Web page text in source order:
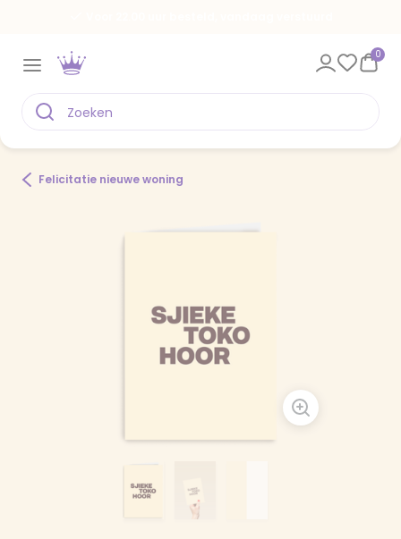
0
Felicitatie nieuwe woning